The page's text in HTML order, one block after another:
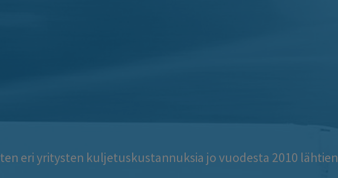
eri yritysten kuljetuskustannuksia jo vuodesta 2010 lähtien